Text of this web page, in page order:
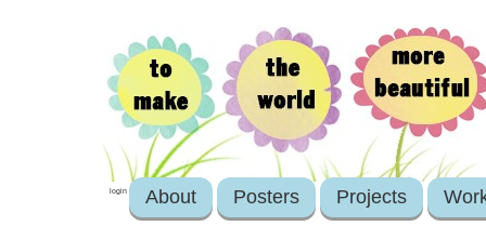
login About Posters Projects